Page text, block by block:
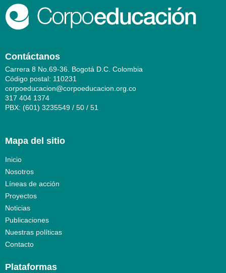
Contáctanos
Carrera 8 No.69-36. Bogotá D.C. Colombia
Código postal: 110231
corpoeducacion@corpoeducacion.org.co
317 404 1374
PBX: (601) 3235549 / 50 / 51
Mapa del sitio
Inicio
Nosotros
Líneas de acción
Proyectos
Noticias
Publicaciones
Nuestras políticas
Contacto
Plataformas